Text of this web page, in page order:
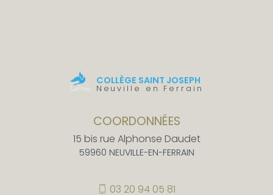
COLLÈGE SAINT JOSEPH
Neuville en Ferrain
COORDONNÉES
15 bis rue Alphonse Daudet
59960 NEUVILLE-EN-FERRAIN
03 20 94 05 81